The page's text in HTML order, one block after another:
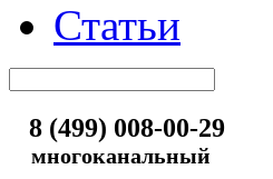
Статьи
8 (499) 008-00-29
многоканальный